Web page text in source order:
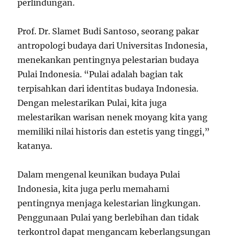
perlindungan.
Prof. Dr. Slamet Budi Santoso, seorang pakar
antropologi budaya dari Universitas Indonesia,
menekankan pentingnya pelestarian budaya
Pulai Indonesia. “Pulai adalah bagian tak
terpisahkan dari identitas budaya Indonesia.
Dengan melestarikan Pulai, kita juga
melestarikan warisan nenek moyang kita yang
memiliki nilai historis dan estetis yang tinggi,”
katanya.
Dalam mengenal keunikan budaya Pulai
Indonesia, kita juga perlu memahami
pentingnya menjaga kelestarian lingkungan.
Penggunaan Pulai yang berlebihan dan tidak
terkontrol dapat mengancam keberlangsungan